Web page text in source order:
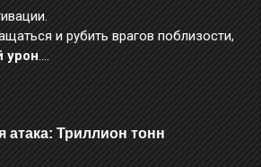
и рубить врагов поблизости,
урон.
сразу после 3-го этапа
атака: Триллион тонн